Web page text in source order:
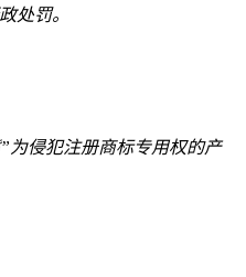
处罚。
为侵犯注册商标专用权的产